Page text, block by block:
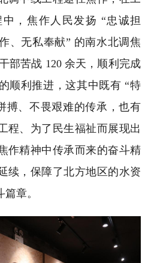
，焦作人民发扬 “忠诚担
、无私奉献” 的南水北调焦
部苦战 120 余天，顺利完成
顺利推进，这其中既有 “特
搏、不畏艰难的传承，也有
程、为了民生福祉而展现出
作精神中传承而来的奋斗精
续，保障了北方地区的水资
章。